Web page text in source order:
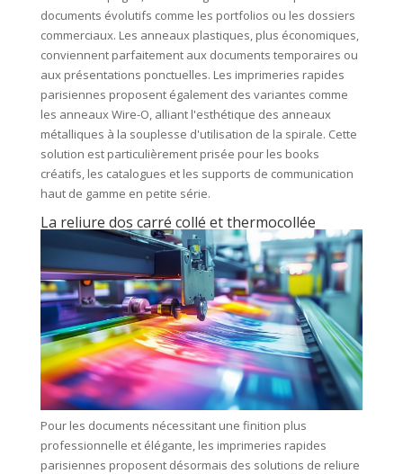
documents évolutifs comme les portfolios ou les dossiers
commerciaux. Les anneaux plastiques, plus économiques,
conviennent parfaitement aux documents temporaires ou
aux présentations ponctuelles. Les imprimeries rapides
parisiennes proposent également des variantes comme
les anneaux Wire-O, alliant l'esthétique des anneaux
métalliques à la souplesse d'utilisation de la spirale. Cette
solution est particulièrement prisée pour les books
créatifs, les catalogues et les supports de communication
haut de gamme en petite série.
La reliure dos carré collé et thermocollée
Pour les documents nécessitant une finition plus
professionnelle et élégante, les imprimeries rapides
parisiennes proposent désormais des solutions de reliure